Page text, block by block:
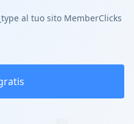
al tuo sito MemberClicks